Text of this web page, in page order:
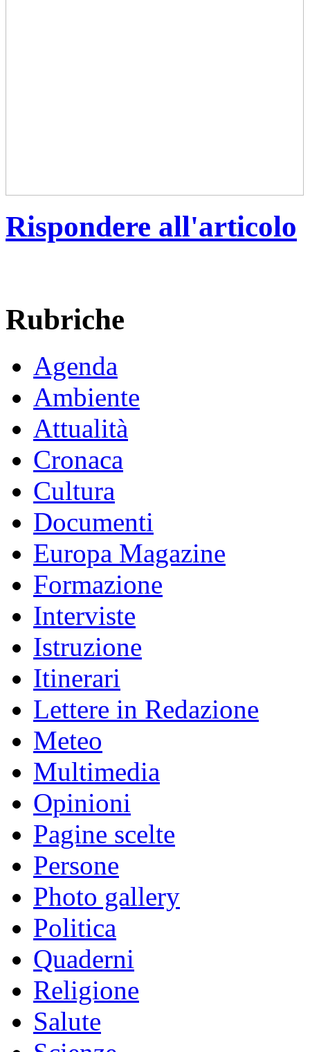
Rispondere all'articolo
Rubriche
Agenda
Ambiente
Attualità
Cronaca
Cultura
Documenti
Europa Magazine
Formazione
Interviste
Istruzione
Itinerari
Lettere in Redazione
Meteo
Multimedia
Opinioni
Pagine scelte
Persone
Photo gallery
Politica
Quaderni
Religione
Salute